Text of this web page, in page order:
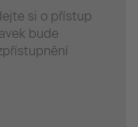
si o přístup
bude